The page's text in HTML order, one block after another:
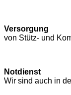
Versorgung
von Stütz- und
Notdienst
Wir sind auch in